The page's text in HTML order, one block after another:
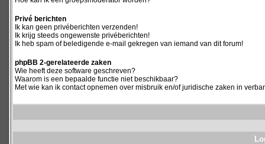
Privé berichten
Ik kan geen privéberichten verzenden!
Ik krijg steeds ongewenste privéberichten!
Ik heb spam of beledigende e-mail gekregen van iemand van dit forum!
phpBB 2-gerelateerde zaken
Wie heeft deze software geschreven?
Waarom is een bepaalde functie niet beschikbaar?
Met wie kan ik contact opnemen over misbruik en/of juridische zaken in